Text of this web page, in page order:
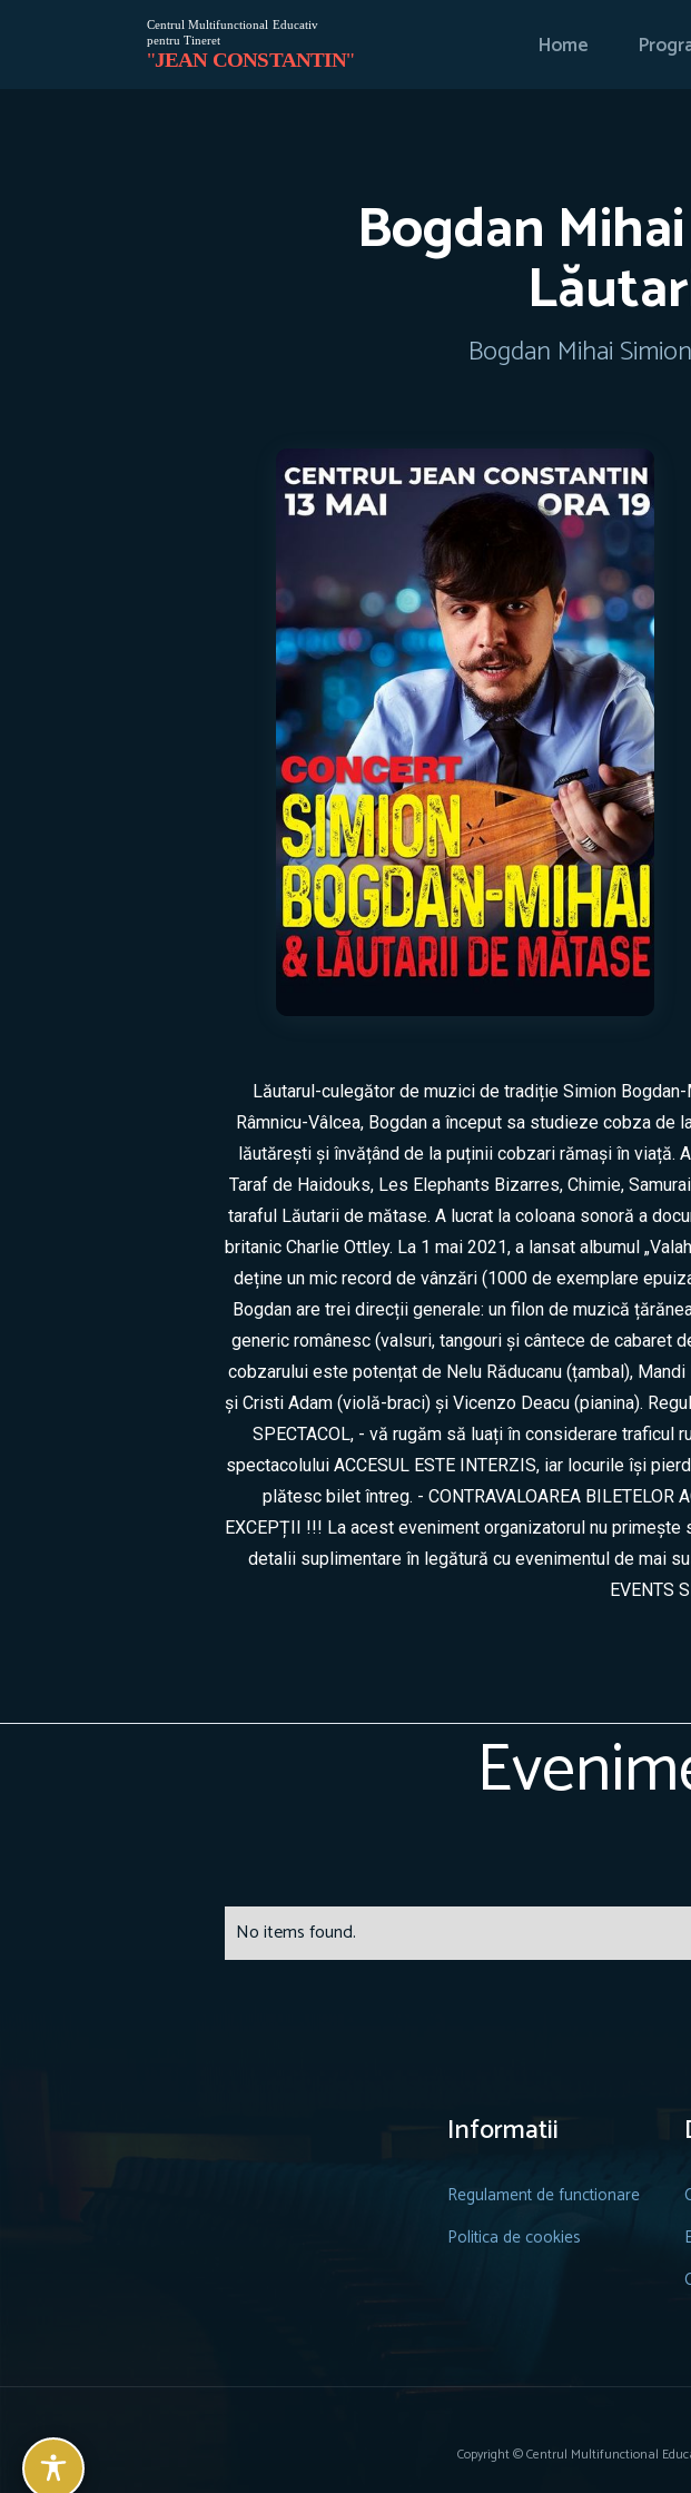
Home
Bogdan
Bogdan Mihai
Lăutarul-culegător de muzici de tradiție Simion
Râmnicu-Vâlcea, Bogdan a început sa studieze cobza de
lăutărești și învățând de la puținii cobzari rămași în viață.
Taraf de Haidouks, Les Elephants Bizarres, Chimie,
taraful Lăutarii de mătase. A lucrat la coloana sonoră a
britanic Charlie Ottley. La 1 mai 2021, a lansat albumul
deține un mic record de vânzări (1000 de exemplare
Bogdan are trei direcții generale: un filon de muzică
generic românesc (valsuri, tangouri și cântece de cabaret
cobzarului este potențat de Nelu Răducanu (țambal),
și Cristi Adam (violă-braci) și Vicenzo Deacu (pianina).
SPECTACOL, - vă rugăm să luați în considerare traficul
spectacolului ACCESUL ESTE INTERZIS, iar locurile își
plătesc bilet întreg. - CONTRAVALOAREA BILETELOR
EXCEPȚII !!! La acest eveniment organizatorul nu
detalii suplimentare în legătură cu evenimentul de mai
EVENTS
No items found.
Informatii
Regulament de functionare
Politica de cookies
Copyright © Centrul Multifunctional